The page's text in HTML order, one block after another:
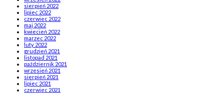
sierpień 2022
lipiec 2022
czerwiec 2022
maj 2022
kwiecień 2022
marzec 2022
luty 2022
grudzień 2021
listopad 2021
październik 2021
wrzesień 2021
sierpień 2021
lipiec 2021
czerwiec 2021